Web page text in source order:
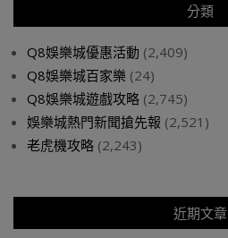
分類
Q8娛樂城優惠活動 (2,409)
Q8娛樂城百家樂 (24)
Q8娛樂城遊戲攻略 (2,745)
娛樂城熱門新聞搶先報 (2,521)
老虎機攻略 (2,243)
近期文章